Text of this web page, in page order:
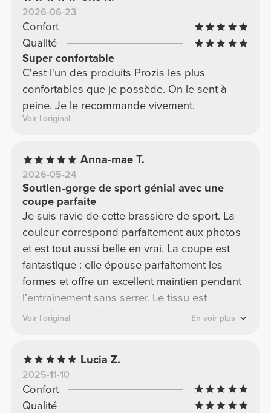
2026-06-23
Confort
Qualité
Super confortable
C'est l'un des produits Prozis les plus
confortables que je possède. On le sent à
peine. Je le recommande vivement.
Voir l'original
Anna-mae T.
2026-05-24
Soutien-gorge de sport génial avec une
coupe parfaite
Je suis ravie de cette brassière de sport. La
couleur correspond parfaitement aux photos
et est tout aussi belle en vrai. La coupe est
fantastique : elle épouse parfaitement les
formes et offre un excellent maintien pendant
l’entraînement sans serrer. Le tissu est
agréablement doux sur la peau et très
de grande qualité – je la recommande
vivement ! ⭐⭐⭐⭐⭐
Voir l'original En voir plus
Lucia Z.
2025-11-10
Confort
Qualité